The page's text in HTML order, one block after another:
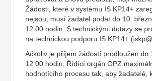
Žádosti, které v systému IS KP14+
nejsou, musí žadatel podat do 10.
12:00 hodin. S technickými dotazy se
na technickou podporu IS KP14+ (
Ačkoliv je příjem žádostí prodloužen do
12:00 hodin, Řídící orgán OPZ
hodnotícího procesu tak, aby žadatelé,